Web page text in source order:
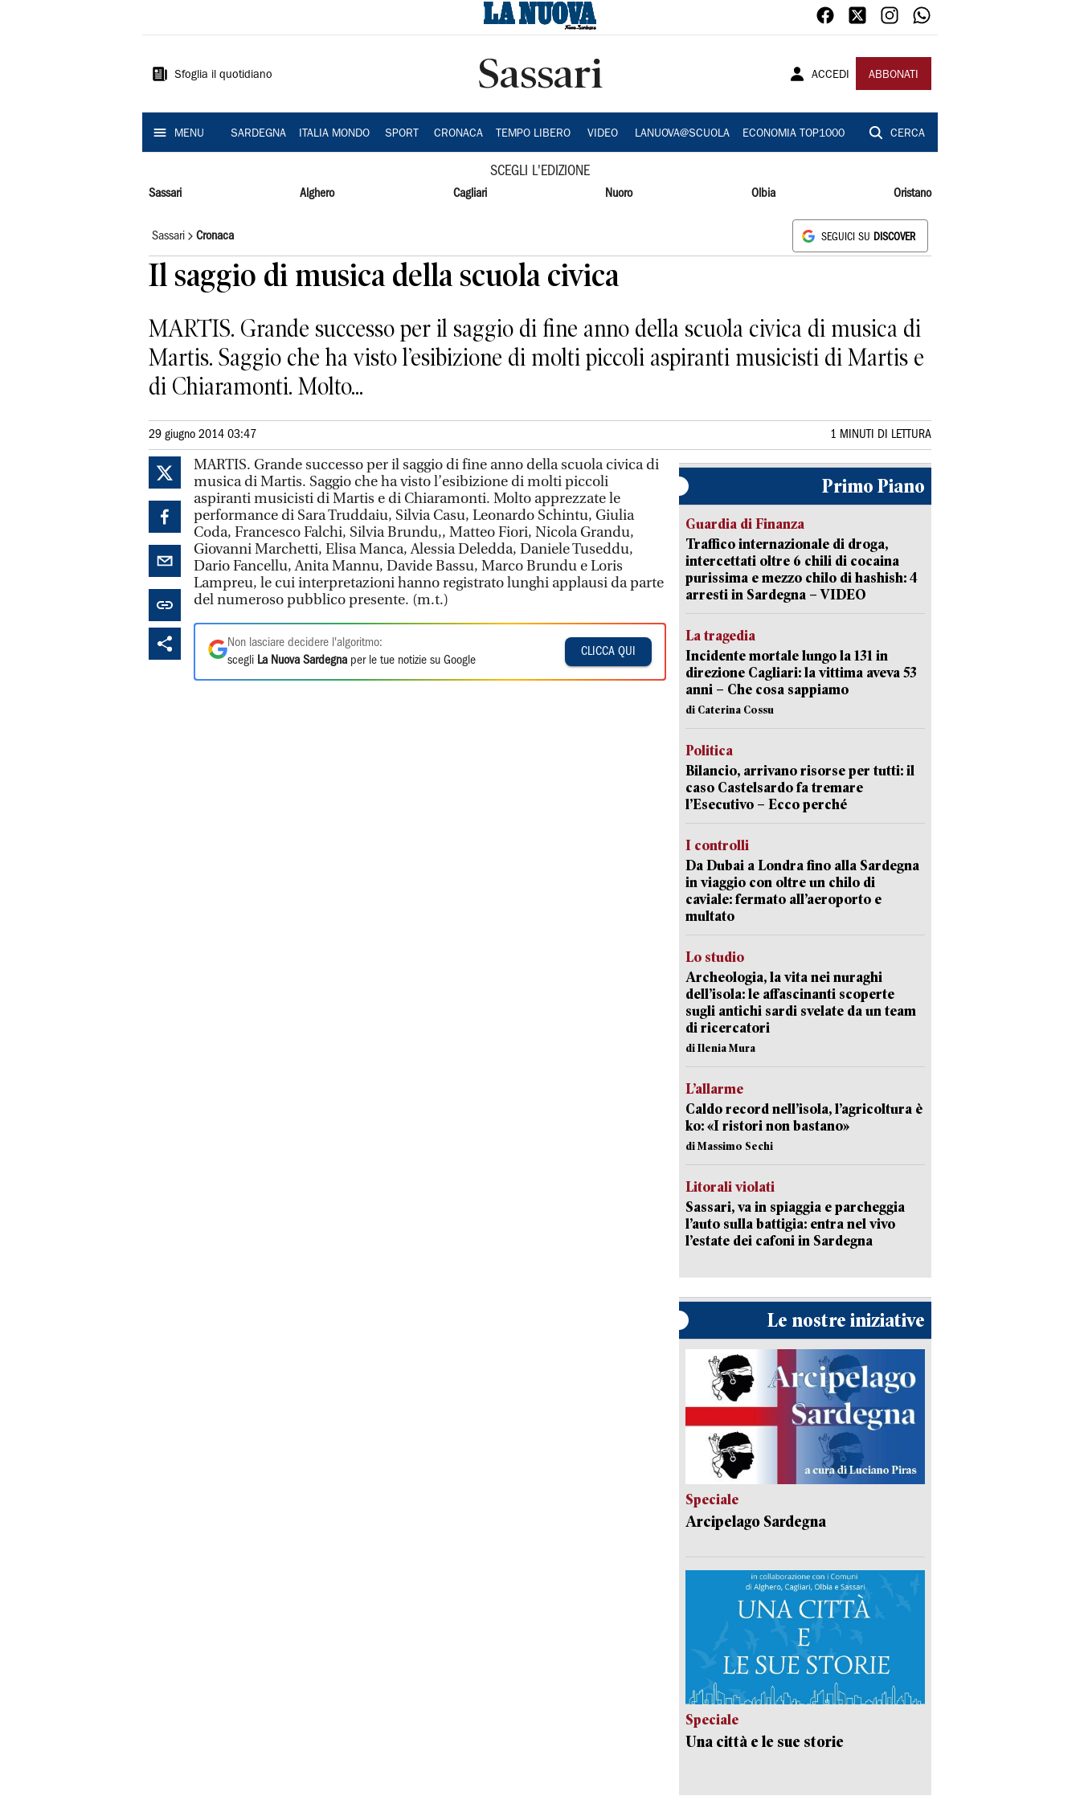
Sardegna
Sfoglia il quotidiano Sassari ACCEDI ABBONATI
MENU SARDEGNA ITALIA MONDO SPORT CRONACA TEMPO LIBERO VIDEO LANUOVA@SCUOLA ECONOMIA TOP1000 CERCA
SCEGLI L'EDIZIONE
Sassari Alghero Cagliari Nuoro Olbia Oristano
Sassari Cronaca SEGUICI SU DISCOVER
Il saggio di musica della scuola civica
MARTIS. Grande successo per il saggio di fine anno della scuola civica di musica di
Martis. Saggio che ha visto l’esibizione di molti piccoli aspiranti musicisti di Martis e
di Chiaramonti. Molto...
29 giugno 2014 03:47 1 MINUTI DI LETTURA
MARTIS. Grande successo per il saggio di fine anno della scuola civica di
musica di Martis. Saggio che ha visto l’esibizione di molti piccoli
aspiranti musicisti di Martis e di Chiaramonti. Molto apprezzate le
performance di Sara Truddaiu, Silvia Casu, Leonardo Schintu, Giulia
Coda, Francesco Falchi, Silvia Brundu,, Matteo Fiori, Nicola Grandu,
Giovanni Marchetti, Elisa Manca, Alessia Deledda, Daniele Tuseddu,
Dario Fancellu, Anita Mannu, Davide Bassu, Marco Brundu e Loris
Lampreu, le cui interpretazioni hanno registrato lunghi applausi da parte
del numeroso pubblico presente. (m.t.)
Non lasciare decidere l'algoritmo:
scegli La Nuova Sardegna per le tue notizie su Google
CLICCA QUI
Primo Piano
Guardia di Finanza
Traffico internazionale di droga,
intercettati oltre 6 chili di cocaina
purissima e mezzo chilo di hashish: 4
arresti in Sardegna – VIDEO
La tragedia
Incidente mortale lungo la 131 in
direzione Cagliari: la vittima aveva 53
anni – Che cosa sappiamo
di Caterina Cossu
Politica
Bilancio, arrivano risorse per tutti: il
caso Castelsardo fa tremare
l’Esecutivo – Ecco perché
I controlli
Da Dubai a Londra fino alla Sardegna
in viaggio con oltre un chilo di
caviale: fermato all’aeroporto e
multato
Lo studio
Archeologia, la vita nei nuraghi
dell’isola: le affascinanti scoperte
sugli antichi sardi svelate da un team
di ricercatori
di Ilenia Mura
L’allarme
Caldo record nell’isola, l’agricoltura è
ko: «I ristori non bastano»
di Massimo Sechi
Litorali violati
Sassari, va in spiaggia e parcheggia
l’auto sulla battigia: entra nel vivo
l’estate dei cafoni in Sardegna
Le nostre iniziative
Speciale
Arcipelago Sardegna
Speciale
Una città e le sue storie